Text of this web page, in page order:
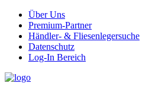
Über Uns
Premium-Partner
Händler- & Fliesenlegersuche
Datenschutz
Log-In Bereich